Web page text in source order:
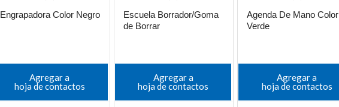
Engrapadora Color Negro
Agregar a
hoja de contactos
Escuela Borrador/Goma
de Borrar
Agregar a
hoja de contactos
Agenda De Mano Color
Verde
Agregar a
hoja de contactos